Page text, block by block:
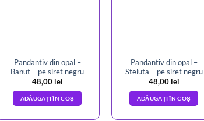
Pandantiv din opal –
Banut – pe siret negru
48,00 lei
ADĂUGAȚI ÎN COȘ
Pandantiv din opal –
Steluta – pe siret negru
48,00 lei
ADĂUGAȚI ÎN COȘ